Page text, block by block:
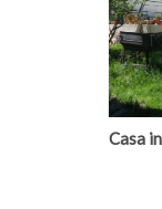
Casa